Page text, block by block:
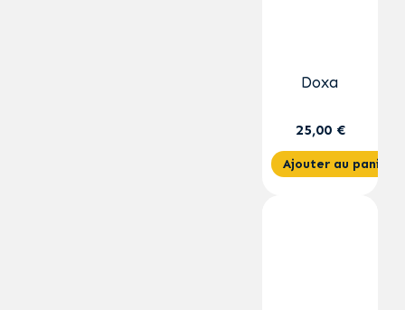
Doxa
25,00 €
Ajouter au panier